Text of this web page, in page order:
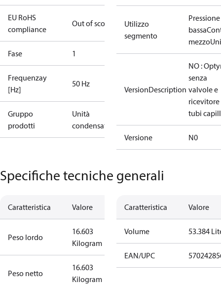
EU RoHS
compliance
Out of scope
Fase 1
Frequenzay
[Hz]
50 Hz
Gruppo
prodotti
Unità
condensatrici
Utilizzo
segmento
bassa
mezzo
VersionDescription
NO :
senza
valvole e
ricevitore
tubi
Versione N0
Specifiche tecniche generali
Caratteristica Valore
Peso lordo
16.603
Kilogram
Peso netto
16.603
Kilogram
Caratteristica Valore
Volume 53.384
EAN/UPC